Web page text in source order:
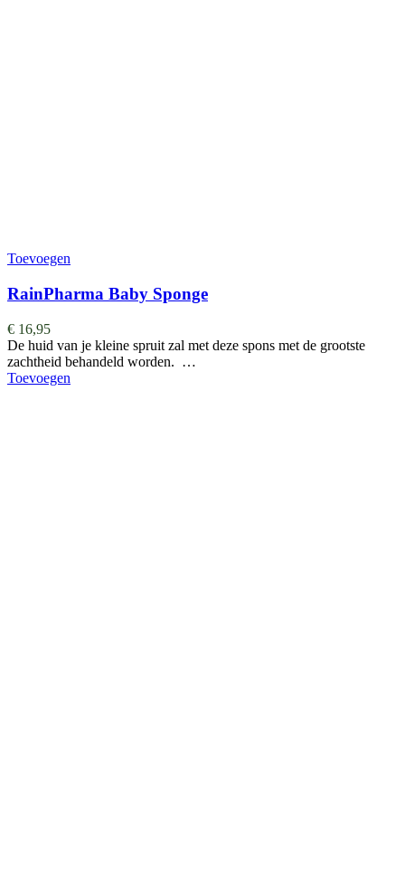
Toevoegen
RainPharma Baby Sponge
€ 16,95
De huid van je kleine spruit zal met deze spons met de grootste
zachtheid behandeld worden. …
Toevoegen